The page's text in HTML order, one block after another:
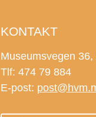
KONTAKT
Museumsvegen
Tlf: 474 79 884
E-post: